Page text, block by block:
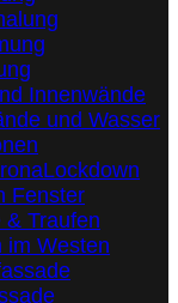
Innenwände
und Wasser
Fenster
& Traufen
im Westen